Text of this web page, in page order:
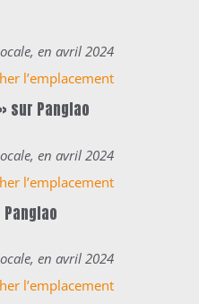
en avril 2024
l’emplacement
sur Panglao
en avril 2024
l’emplacement
en avril 2024
l’emplacement